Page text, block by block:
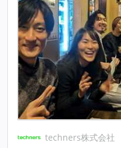
techners株式会社